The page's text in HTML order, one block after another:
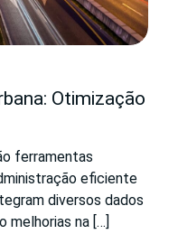
Otimização
ferramentas
eficiente
diversos dados
melhorias na […]